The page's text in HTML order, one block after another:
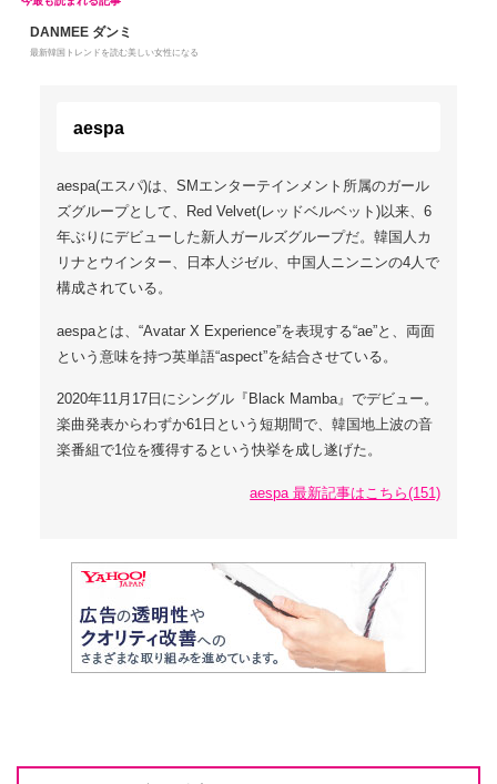
DANMEE ダンミ
最新韓国トレンドを読む美しい女性になる
aespa
aespa(エスパ)は、SMエンターテインメント所属のガール
ズグループとして、Red Velvet(レッドベルベット)以来、6
年ぶりにデビューした新人ガールズグループだ。韓国人カ
リナとウインター、日本人ジゼル、中国人ニンニンの4人で
構成されている。
aespaとは、“Avatar X Experience”を表現する“ae”と、両面
という意味を持つ英単語“aspect”を結合させている。
2020年11月17日にシングル『Black Mamba』でデビュー。
楽曲発表からわずか61日という短期間で、韓国地上波の音
楽番組で1位を獲得するという快挙を成し遂げた。
aespa 最新記事はこちら(151)